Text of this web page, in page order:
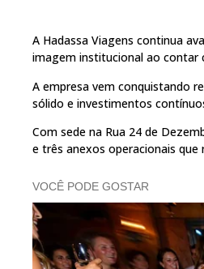
A Hadassa Viagens continua
imagem institucional ao contar
A empresa vem conquistando
sólido e investimentos
Com sede na Rua 24 de
e três anexos operacionais